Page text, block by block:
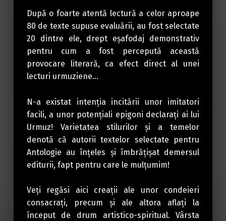
După o foarte atentă lectură a celor aproape
80 de texte supuse evaluării, au fost selectate
20 dintre ele, drept eşafodaj demonstrativ
pentru cum a fost percepută această
provocare literară, ca efect direct al unei
lecturi urmuziene…
N-a existat intenţia incitării unor imitatori
facili, a unor potenţiali epigoni declaraţi ai lui
Urmuz! Varietatea stilurilor şi a temelor
denotă că autorii textelor selectate pentru
Antologie au înţeles şi îmbrăţişat demersul
editurii, fapt pentru care le mulţumim!
Veţi regăsi aici creaţii ale unor condeieri
consacraţi, precum şi ale altora aflaţi la
început de drum artistico-spiritual. Vârsta